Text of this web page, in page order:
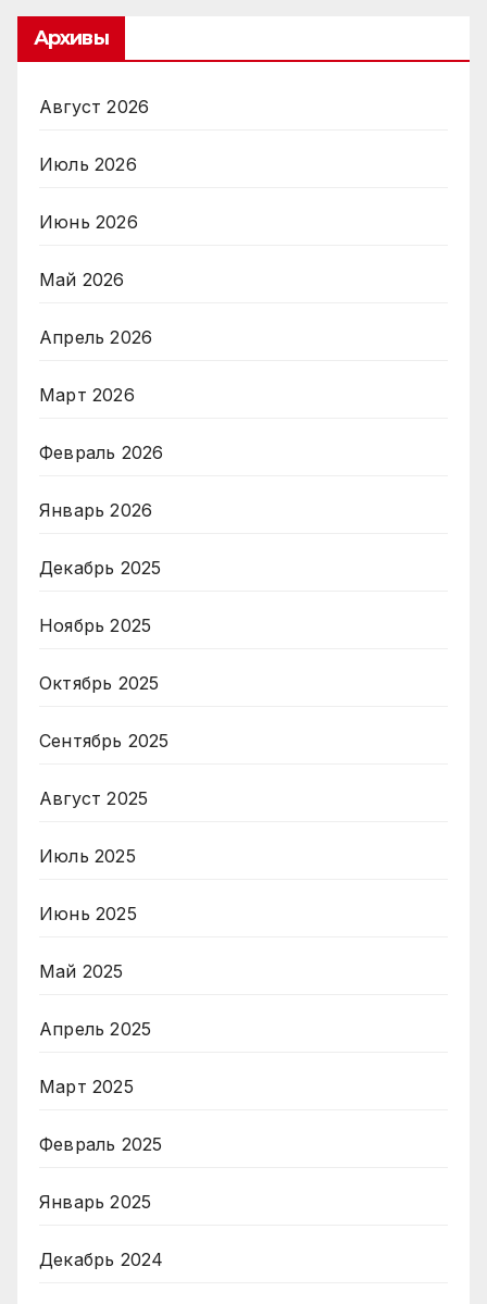
Архивы
Август 2026
Июль 2026
Июнь 2026
Май 2026
Апрель 2026
Март 2026
Февраль 2026
Январь 2026
Декабрь 2025
Ноябрь 2025
Октябрь 2025
Сентябрь 2025
Август 2025
Июль 2025
Июнь 2025
Май 2025
Апрель 2025
Март 2025
Февраль 2025
Январь 2025
Декабрь 2024